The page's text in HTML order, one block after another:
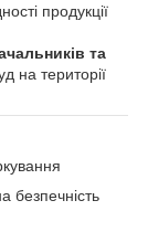
продукції
та
на території
безпечність